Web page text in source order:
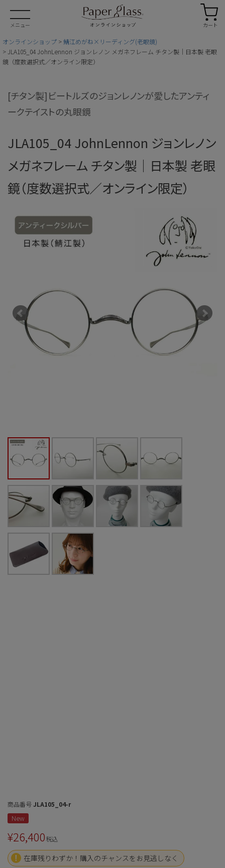
メニュー カート
オンラインショップ
鯖江めがね×リーディング(老眼鏡)
JLA105_04 JohnLennon ジョンレノン メガネフレーム チタン製｜日本製 老眼
鏡（度数選択式／オンライン限定）
[チタン製]ビートルズのジョンレノンが愛したアンティ
ークテイストの丸眼鏡
JLA105_04 JohnLennon ジョンレノン
メガネフレーム チタン製｜日本製 老眼
鏡（度数選択式／オンライン限定）
商品番号JLA105_04-r
New
¥26,400税込
在庫残りわずか！購入のチャンスをお見逃しなく